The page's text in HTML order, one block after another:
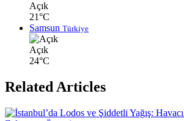
Açık
21°C
Samsun Türkiye
Açık
24°C
Related Articles